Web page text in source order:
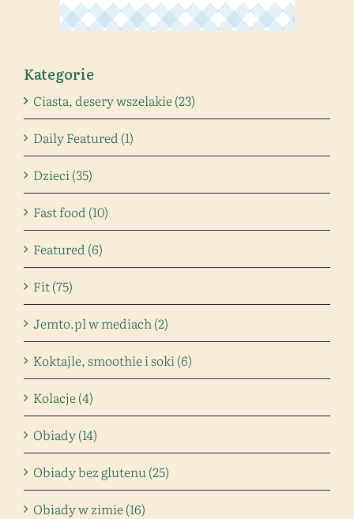
Kategorie
Ciasta, desery wszelakie (23)
Daily Featured (1)
Dzieci (35)
Fast food (10)
Featured (6)
Fit (75)
Jemto.pl w mediach (2)
Koktajle, smoothie i soki (6)
Kolacje (4)
Obiady (14)
Obiady bez glutenu (25)
Obiady w zimie (16)